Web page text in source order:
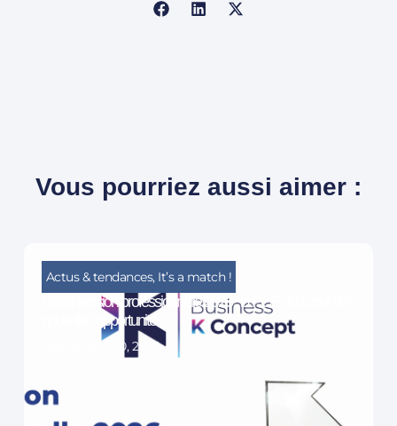
Vous pourriez aussi aimer :
Actus & tendances, It’s a match !
Reconversion professionnelle 2026 : la POE au cœur des
nouvelles opportunités
septembre 30, 2025